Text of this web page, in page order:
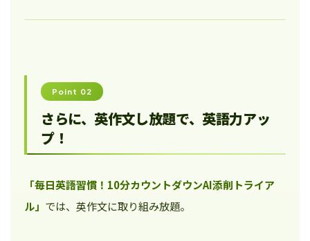
Point 02
さらに、英作文し放題で、英語力アッ
プ！
「毎日英語習慣！10分カウントダウンAI添削トライア
ル」 では、英作文に取り組み放題。